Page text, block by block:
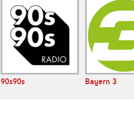
90s90s Bayern 3